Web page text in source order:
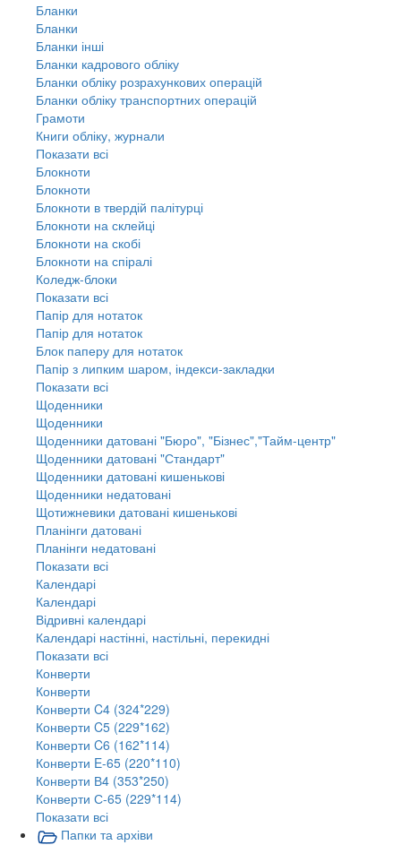
Бланки
Бланки
Бланки інші
Бланки кадрового обліку
Бланки обліку розрахункових операцій
Бланки обліку транспортних операцій
Грамоти
Книги обліку, журнали
Показати всі
Блокноти
Блокноти
Блокноти в твердій палітурці
Блокноти на склейці
Блокноти на скобі
Блокноти на спіралі
Коледж-блоки
Показати всі
Папір для нотаток
Папір для нотаток
Блок паперу для нотаток
Папір з липким шаром, індекси-закладки
Показати всі
Щоденники
Щоденники
Щоденники датовані "Бюро", "Бізнес","Тайм-центр"
Щоденники датовані "Стандарт"
Щоденники датовані кишенькові
Щоденники недатовані
Щотижневики датовані кишенькові
Планінги датовані
Планінги недатовані
Показати всі
Календарі
Календарі
Відривні календарі
Календарі настінні, настільні, перекидні
Показати всі
Конверти
Конверти
Конверти C4 (324*229)
Конверти C5 (229*162)
Конверти C6 (162*114)
Конверти E-65 (220*110)
Конверти В4 (353*250)
Конверти С-65 (229*114)
Показати всі
Папки та архіви